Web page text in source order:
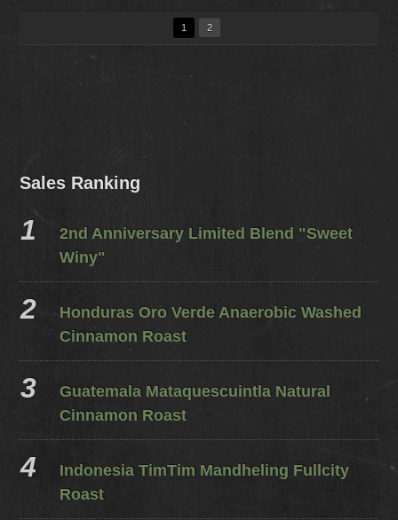
1 2
Sales Ranking
2nd Anniversary Limited Blend "Sweet
Winy"
Honduras Oro Verde Anaerobic Washed
Cinnamon Roast
Guatemala Mataquescuintla Natural
Cinnamon Roast
Indonesia TimTim Mandheling Fullcity
Roast